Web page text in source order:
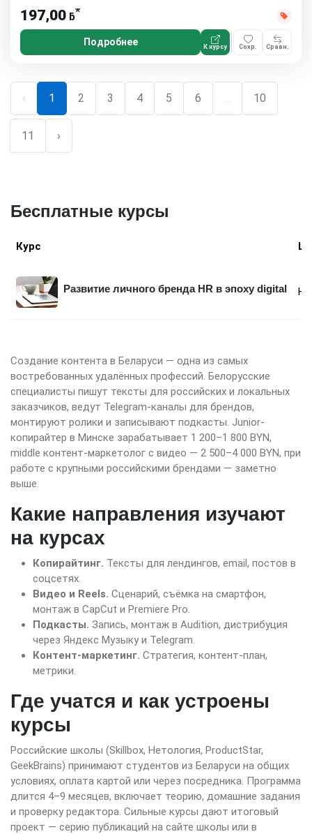
197,00 ƃ*
Подробнее К курсу Сохр. Сравн.
‹ 1 2 3 4 5 6 ... 10
11 ›
Бесплатные курсы
Курс
Развитие личного бренда HR в эпоху digital
Создание контента в Беларуси — одна из самых
востребованных удалённых профессий. Белорусские
специалисты пишут тексты для российских и локальных
заказчиков, ведут Telegram-каналы для брендов,
монтируют ролики и записывают подкасты. Junior-
копирайтер в Минске зарабатывает 1 200–1 800 BYN,
middle контент-маркетолог с видео — 2 500–4 000 BYN, при
работе с крупными российскими брендами — заметно
выше.
Какие направления изучают
на курсах
Копирайтинг. Тексты для лендингов, email, постов в
соцсетях.
Видео и Reels. Сценарий, съёмка на смартфон,
монтаж в CapCut и Premiere Pro.
Подкасты. Запись, монтаж в Audition, дистрибуция
через Яндекс Музыку и Telegram.
Контент-маркетинг. Стратегия, контент-план,
метрики.
Где учатся и как устроены
курсы
Российские школы (Skillbox, Нетология, ProductStar,
GeekBrains) принимают студентов из Беларуси на общих
условиях, оплата картой или через посредника. Программа
длится 4–9 месяцев, включает теорию, домашние задания
и проверку редактора. Сильные курсы дают итоговый
проект — серию публикаций на сайте школы или в